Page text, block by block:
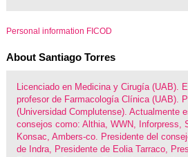
Personal information FICOD
About Santiago Torres
Licenciado en Medicina y Cirugía (UAB).
profesor de Farmacología Clínica (UAB).
(Universidad Complutense). Actualmente
consejos como: Althia, WWN, Inforpress,
Konsac, Ambers-co. Presidente del
de Indra, Presidente de Eolia Tarraco,